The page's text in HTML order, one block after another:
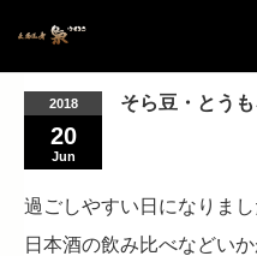
2018
20
Jun
そら豆・とう
過ごしやすい日になりま
日本酒の飲み比べなどい